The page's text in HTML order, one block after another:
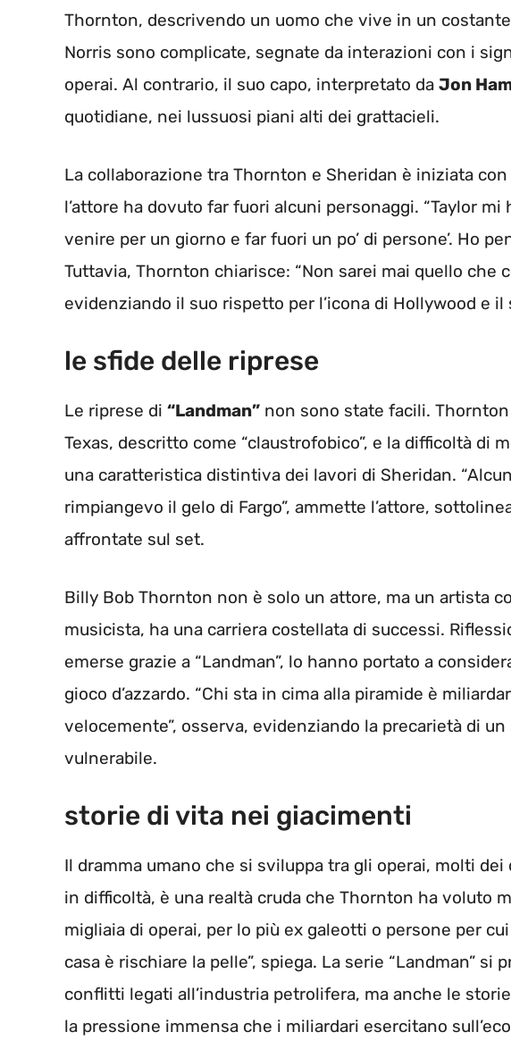
Thornton, descrivendo un uomo che vive in un
Norris sono complicate, segnate da interazioni con i
operai. Al contrario, il suo capo, interpretato da Jon
quotidiane, nei lussuosi piani alti dei grattacieli.
La collaborazione tra Thornton e Sheridan è iniziata
l’attore ha dovuto far fuori alcuni personaggi. “Taylor mi
venire per un giorno e far fuori un po’ di persone’. Ho
Tuttavia, Thornton chiarisce: “Non sarei mai quello che
evidenziando il suo rispetto per l’icona di Hollywood e
le sfide delle riprese
Le riprese di “Landman” non sono state facili.
Texas, descritto come “claustrofobico”, e la difficoltà di
una caratteristica distintiva dei lavori di Sheridan.
rimpiangevo il gelo di Fargo”, ammette l’attore,
affrontate sul set.
Billy Bob Thornton non è solo un attore, ma un artista
musicista, ha una carriera costellata di successi.
emerse grazie a “Landman”, lo hanno portato a
gioco d’azzardo. “Chi sta in cima alla piramide è
velocemente”, osserva, evidenziando la precarietà di
vulnerabile.
storie di vita nei giacimenti
Il dramma umano che si sviluppa tra gli operai, molti
in difficoltà, è una realtà cruda che Thornton ha voluto
migliaia di operai, per lo più ex galeotti o persone per
casa è rischiare la pelle”, spiega. La serie “Landman” si
conflitti legati all’industria petrolifera, ma anche le
la pressione immensa che i miliardari esercitano